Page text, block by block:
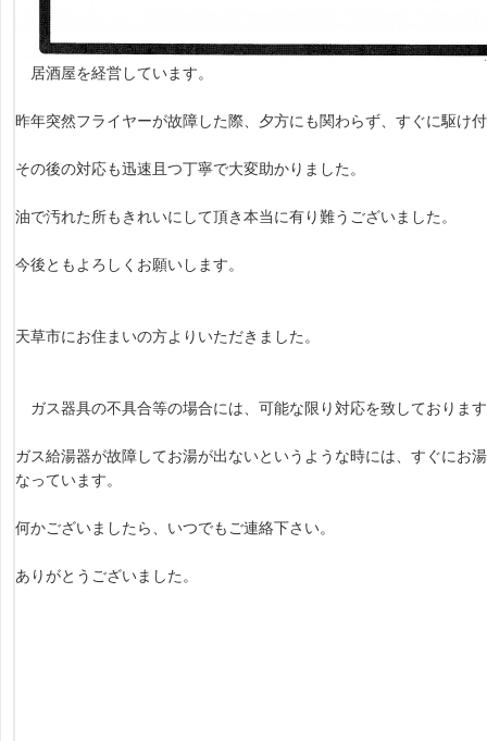
居酒屋を経営しています。
昨年突然フライヤーが故障した際、夕方にも関わらず、すぐに駆け
その後の対応も迅速且つ丁寧で大変助かりました。
油で汚れた所もきれいにして頂き本当に有り難うございました。
今後ともよろしくお願いします。
天草市にお住まいの方よりいただきました。
ガス器具の不具合等の場合には、可能な限り対応を致しておりま
ガス給湯器が故障してお湯が出ないというような時には、すぐにお
なっています。
何かございましたら、いつでもご連絡下さい。
ありがとうございました。